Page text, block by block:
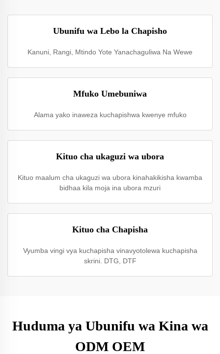
Ubunifu wa Lebo la Chapisho
Kanuni, Rangi, Mtindo Yote Yanachaguliwa Na Wewe
Mfuko Umebuniwa
Alama yako inaweza kuchapishwa kwenye mfuko
Kituo cha ukaguzi wa ubora
Kituo maalum cha ukaguzi wa ubora kinahakikisha kwamba
bidhaa kila moja ina ubora mzuri
Kituo cha Chapisha
Vyumba vingi vya kuchapisha vinavyotolewa kuchapisha
skrini. DTG, DTF
Huduma ya Ubunifu wa Kina wa
ODM OEM